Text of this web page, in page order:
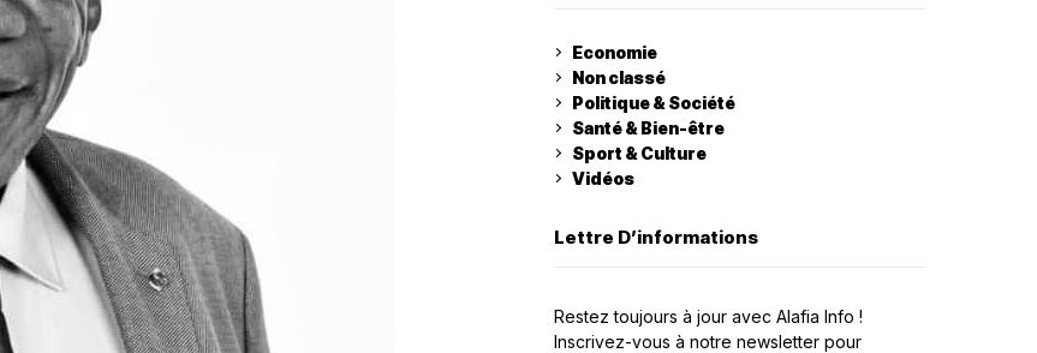
Economie
Non classé
Politique & Société
Santé & Bien-être
Sport & Culture
Vidéos
Lettre D’informations
Restez toujours à jour avec Alafia Info !
Inscrivez-vous à notre newsletter pour